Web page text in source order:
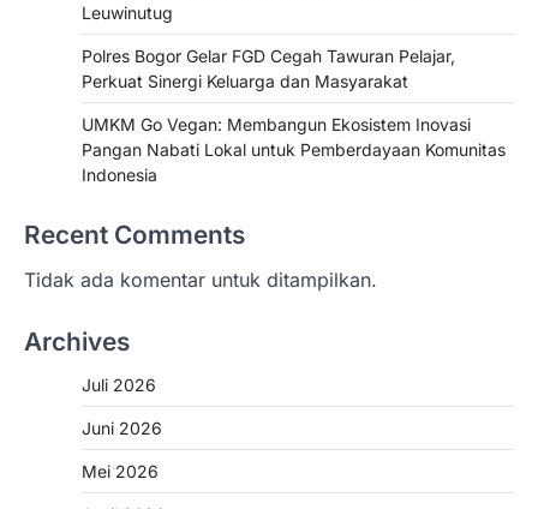
Leuwinutug
Polres Bogor Gelar FGD Cegah Tawuran Pelajar,
Perkuat Sinergi Keluarga dan Masyarakat
UMKM Go Vegan: Membangun Ekosistem Inovasi
Pangan Nabati Lokal untuk Pemberdayaan Komunitas
Indonesia
Recent Comments
Tidak ada komentar untuk ditampilkan.
Archives
Juli 2026
Juni 2026
Mei 2026